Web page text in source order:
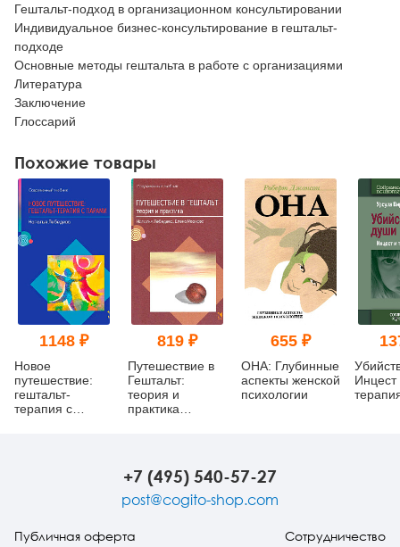
Гештальт-подход в организационном консультировании
Индивидуальное бизнес-консультирование в гештальт-
подходе
Основные методы гештальта в работе с организациями
Литература
Заключение
Глоссарий
Похожие товары
1148 ₽
Новое
путешествие:
гештальт-
терапия с
819 ₽
Путешествие в
Гештальт:
теория и
практика
655 ₽
ОНА: Глубинные
аспекты женской
психологии
Инцест
+7 (495) 540-57-27
post@cogito-shop.com
Публичная оферта Сотрудничество